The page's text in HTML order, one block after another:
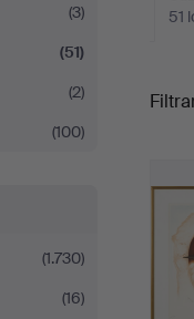
(3)
(51)
(2)
(100)
(1.730)
(16)
51
en